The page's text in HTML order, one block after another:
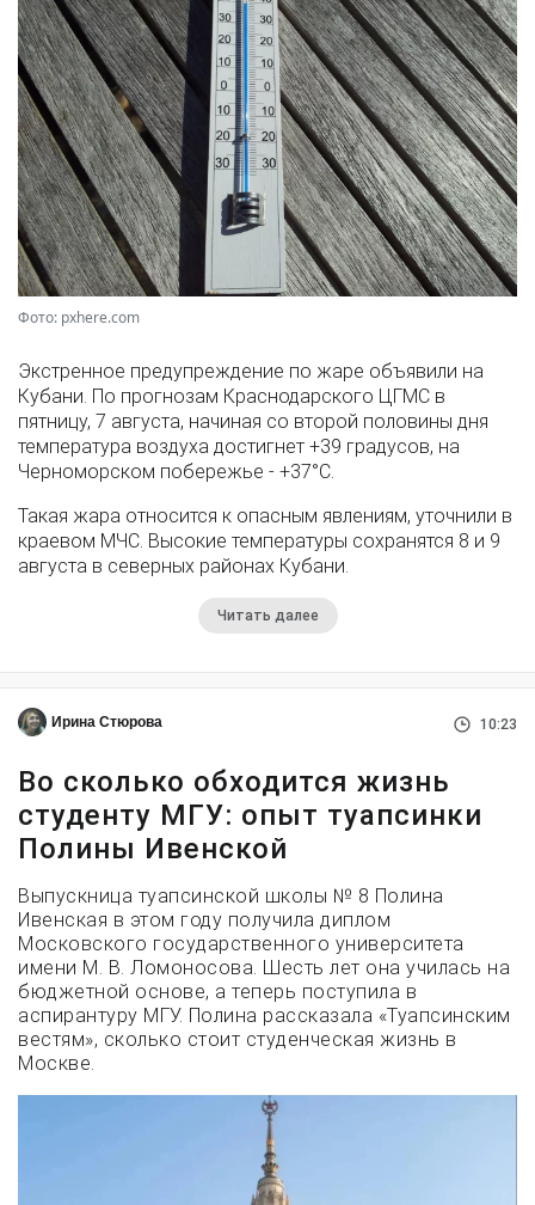
Фото: pxhere.com
Экстренное предупреждение по жаре объявили на
Кубани. По прогнозам Краснодарского ЦГМС в
пятницу, 7 августа, начиная со второй половины дня
температура воздуха достигнет +39 градусов, на
Черноморском побережье - +37°­С.
Такая жара относится к опасным явлениям, уточнили в
краевом МЧС. Высокие температуры сохранятся 8 и 9
августа в северных районах Кубани.
Читать далее
Ирина Стюрова 10:23
Во сколько обходится жизнь
студенту МГУ: опыт туапсинки
Полины Ивенской
Выпускница туапсинской школы № 8 Полина
Ивенская в этом году получила диплом
Московского государственного университета
имени М. В. Ломоносова. Шесть лет она училась на
бюджетной основе, а теперь поступила в
аспирантуру МГУ. Полина рассказала «Туапсинским
вестям», сколько стоит студенческая жизнь в
Москве.